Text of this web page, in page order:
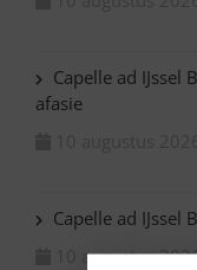
Capelle ad IJssel
afasie
Capelle ad IJssel
10 augustus